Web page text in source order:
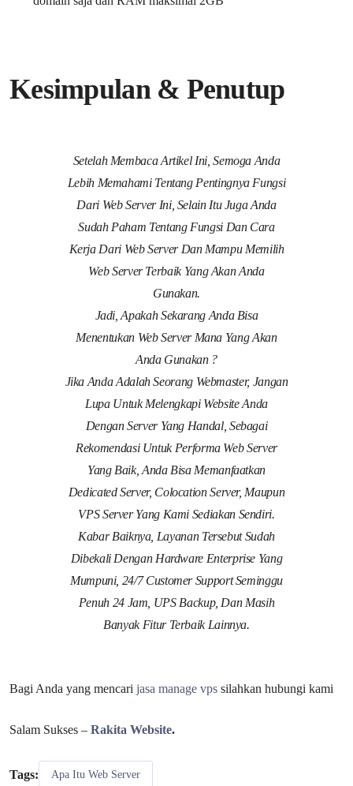
Kesimpulan & Penutup
Setelah Membaca Artikel Ini, Semoga Anda
Lebih Memahami Tentang Pentingnya Fungsi
Dari Web Server Ini, Selain Itu Juga Anda
Sudah Paham Tentang Fungsi Dan Cara
Kerja Dari Web Server Dan Mampu Memilih
Web Server Terbaik Yang Akan Anda
Gunakan.
Jadi, Apakah Sekarang Anda Bisa
Menentukan Web Server Mana Yang Akan
Anda Gunakan ?
Jika Anda Adalah Seorang Webmaster, Jangan
Lupa Untuk Melengkapi Website Anda
Dengan Server Yang Handal, Sebagai
Rekomendasi Untuk Performa Web Server
Yang Baik, Anda Bisa Memanfaatkan
Dedicated Server, Colocation Server, Maupun
VPS Server Yang Kami Sediakan Sendiri.
Kabar Baiknya, Layanan Tersebut Sudah
Dibekali Dengan Hardware Enterprise Yang
Mumpuni, 24/7 Customer Support Seminggu
Penuh 24 Jam, UPS Backup, Dan Masih
Banyak Fitur Terbaik Lainnya.
Bagi Anda yang mencari jasa manage vps silahkan hubungi kami
Salam Sukses – Rakita Website.
Tags: Apa Itu Web Server